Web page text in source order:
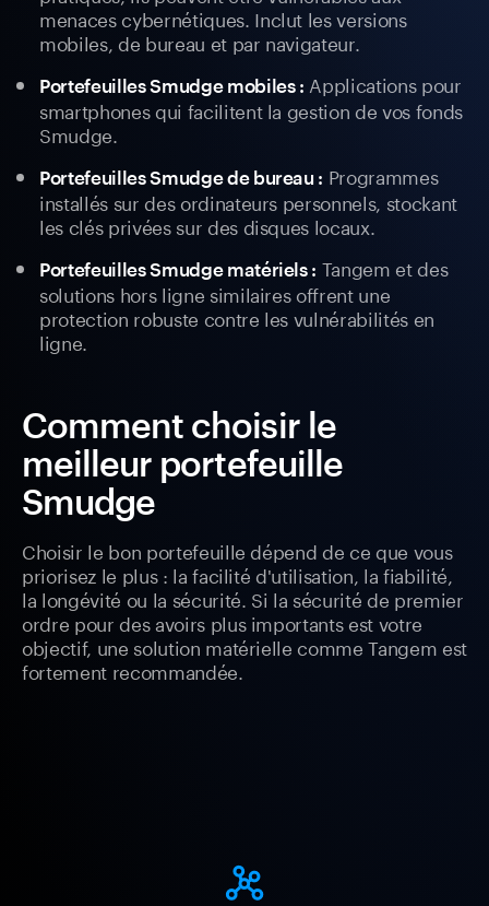
menaces cybernétiques. Inclut les versions
mobiles, de bureau et par navigateur.
Portefeuilles Smudge mobiles : Applications pour
smartphones qui facilitent la gestion de vos fonds
Smudge.
Portefeuilles Smudge de bureau : Programmes
installés sur des ordinateurs personnels, stockant
les clés privées sur des disques locaux.
Portefeuilles Smudge matériels : Tangem et des
solutions hors ligne similaires offrent une
protection robuste contre les vulnérabilités en
ligne.
Comment choisir le
meilleur portefeuille
Smudge
Choisir le bon portefeuille dépend de ce que vous
priorisez le plus : la facilité d'utilisation, la fiabilité,
la longévité ou la sécurité. Si la sécurité de premier
ordre pour des avoirs plus importants est votre
objectif, une solution matérielle comme Tangem est
fortement recommandée.